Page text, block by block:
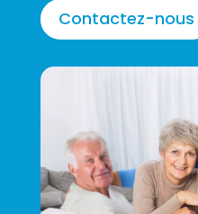
Contactez-nous